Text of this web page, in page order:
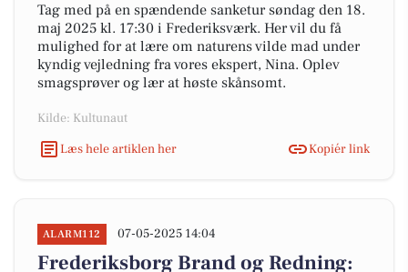
Tag med på en spændende sanketur søndag den 18.
maj 2025 kl. 17:30 i Frederiksværk. Her vil du få
mulighed for at lære om naturens vilde mad under
kyndig vejledning fra vores ekspert, Nina. Oplev
smagsprøver og lær at høste skånsomt.
Kilde: Kultunaut
Læs hele artiklen her
Kopiér link
ALARM112 07-05-2025 14:04
Frederiksborg Brand og Redning: